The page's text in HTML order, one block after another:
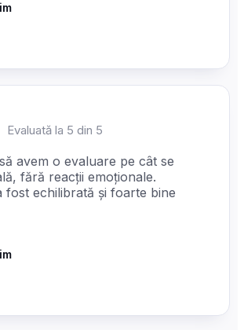
Evaluată la 5 din 5
avem o evaluare pe cât se
fără reacții emoționale.
fost echilibrată și foarte bine